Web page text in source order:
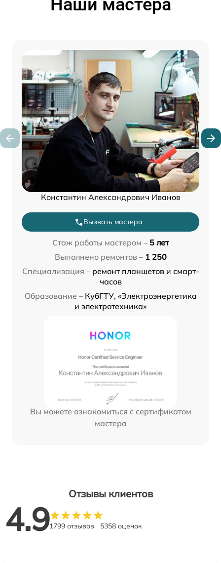
Наши мастера
Константин Александрович Иванов
Вызвать мастера
Стаж работы мастером – 5 лет
Выполнено ремонтов – 1 250
Специализация – ремонт планшетов и смарт-
часов
Образование – КубГТУ, «Электроэнергетика
и электротехника»
Вы можете ознакомиться с сертификатом
мастера
Отзывы клиентов
4.91799 отзывов 5358 оценок